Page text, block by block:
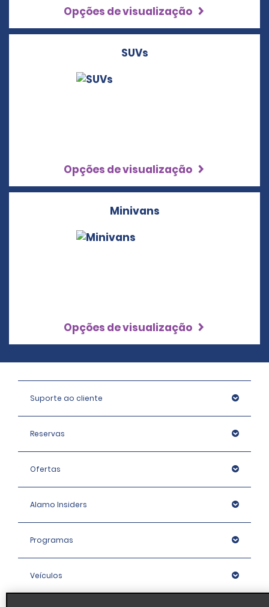
Opções de visualização
SUVs
Opções de visualização
Minivans
Opções de visualização
Suporte ao cliente
Reservas
Ofertas
Alamo Insiders
Programas
Veículos